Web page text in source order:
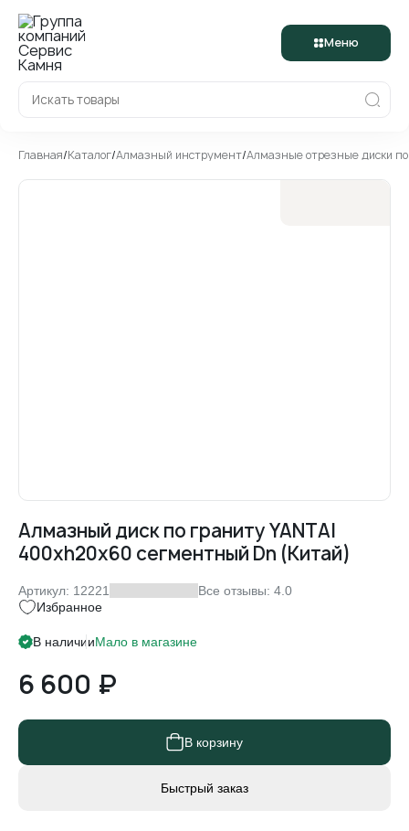
Меню
Главная/Каталог/Алмазный инструмент/Алмазные отрезные диски
Алмазный диск по граниту YANTAI
400xh20x60 сегментный Dn (Китай)
Артикул: 12221
Все отзывы: 4.0
Избранное
В наличииМало в магазине
6 600 ₽
В корзину
Быстрый заказ